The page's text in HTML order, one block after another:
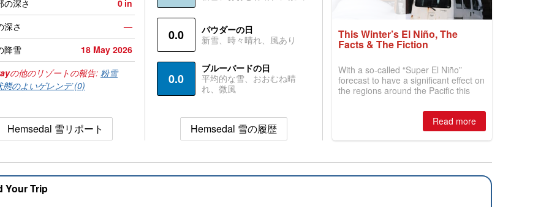
の深さ
0 in
深さ
—
降雪
18 May 2026
の他のリゾートの報告: 粉雪
態のよいゲレンデ (0)
Hemsedal 雪リポート
0.0
パウダーの日
新雪、時々晴れ、風あり
0.0
ブルーバードの日
平均的な雪、おおむね晴
れ、微風
Hemsedal 雪の履歴
This Winter’s El Niño, The
Facts & The Fiction
With a so-called “Super El Niño”
forecast to have a significant effect on
the regions around the Pacific this
is simple: book now or wait, and
where are the best odds?Read more
Your Trip